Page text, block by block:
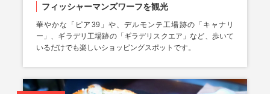
フィッシャーマンズワーフを観光
華やかな「ピア39」や、デルモンテ工場跡の「キャナリ
ー」、ギラデリ工場跡の「ギラデリスクエア」など、歩いて
いるだけでも楽しいショッピングスポットです。